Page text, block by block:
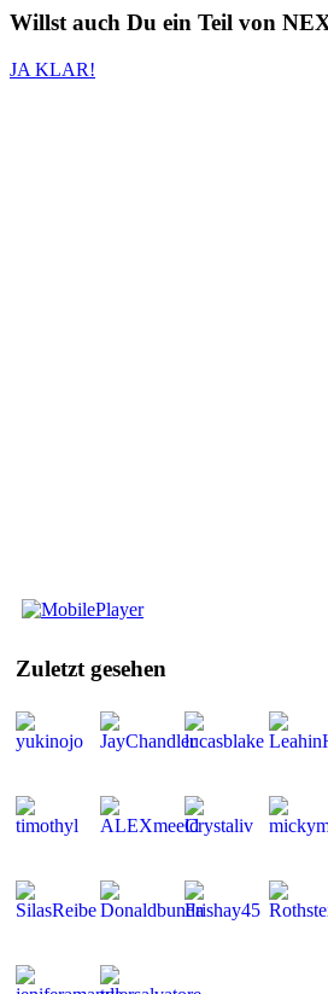
Willst auch Du ein Teil von
JA KLAR!
Zuletzt gesehen